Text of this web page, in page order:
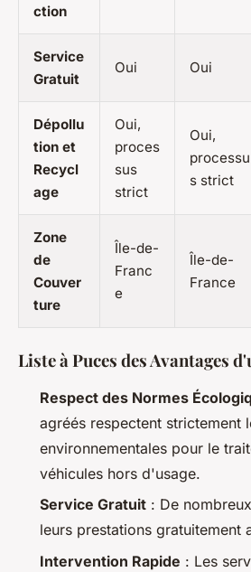
ction
Service
Gratuit
Oui Oui
Dépollu
tion et
Recycl
age
Oui,
proces
sus
strict
Oui,
processu
s strict
Zone
de
Couver
ture
Île-de-
Franc
e
Île-de-
France
Liste à Puces des Avantages
Respect des Normes
agréés respectent strictement
environnementales pour le
véhicules hors d'usage.
Service Gratuit : De
leurs prestations gratuitement
Intervention Rapide : Les